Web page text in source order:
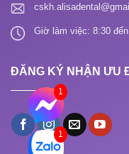
Giờ làm việc: 8:30
ĐĂNG KÝ NHẬN ƯU
1
1